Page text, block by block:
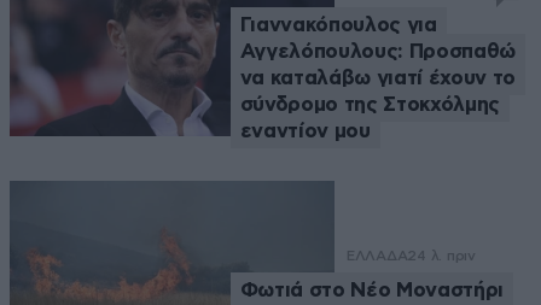
Γιαννακόπουλος για
Αγγελόπουλους: Προσπαθώ
να καταλάβω γιατί έχουν το
σύνδρομο της Στοκχόλμης
εναντίον μου
ΕΛΛΑΔΑ24 λ. πριν
Φωτιά στο Νέο Μοναστήρι